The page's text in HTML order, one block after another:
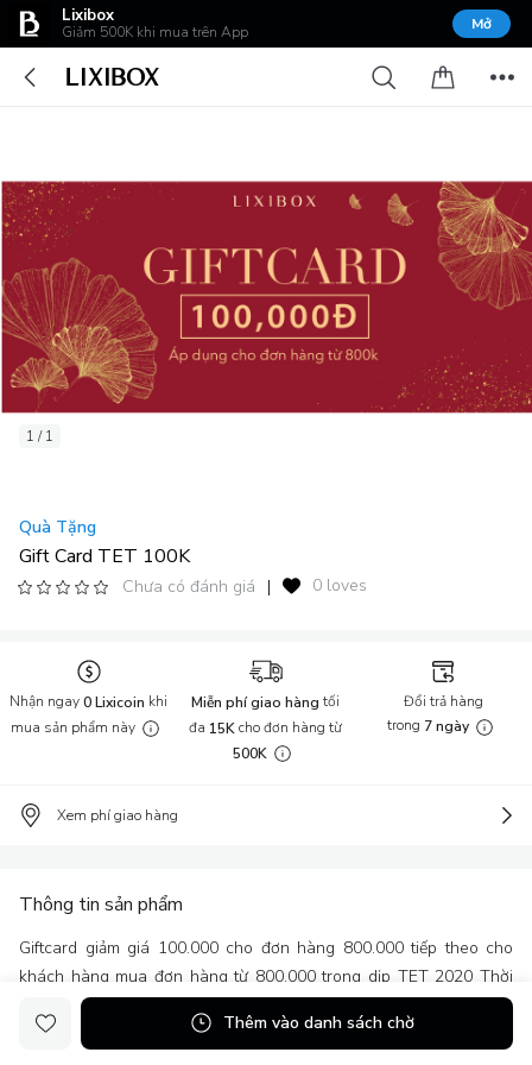
Lixibox
Giảm 500K khi mua trên App Mở
1 / 1
Quà Tặng
Gift Card TET 100K
Chưa có đánh giá | 0 loves
Nhận ngay0 Lixicoin khi
mua sản phẩm này
Miễn phí giao hàngtối
đa 15Kcho đơn hàng từ
500K
Đổi trả hàng
trong 7 ngày
Xem phí giao hàng
Thông tin sản phẩm
Giftcard giảm giá 100.000 cho đơn hàng 800.000 tiếp theo cho
khách hàng mua đơn hàng từ 800.000 trong dịp TET 2020 Thời
gian áp dụng : 26/12/2019-28/2/2020 Áp dụng cho các sản phẩm
đang sale + beauty box
Thêm vào danh sách chờ